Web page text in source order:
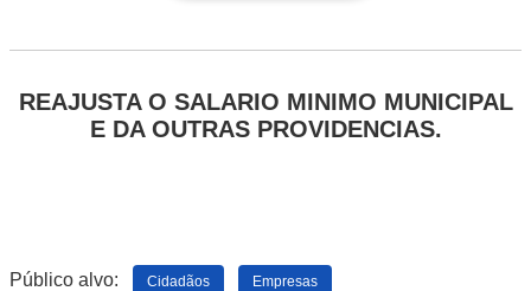
REAJUSTA O SALARIO MINIMO MUNICIPAL
E DA OUTRAS PROVIDENCIAS.
Público alvo: Cidadãos Empresas